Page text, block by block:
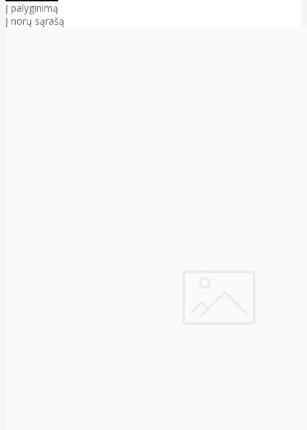
Į palyginimą
Į norų sąrašą